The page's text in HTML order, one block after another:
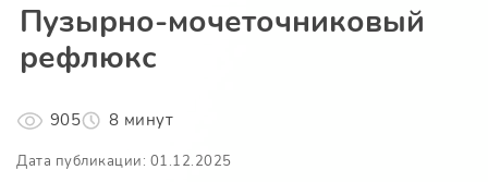
Пузырно-мочеточниковый
рефлюкс
905 8 минут
Дата публикации: 01.12.2025